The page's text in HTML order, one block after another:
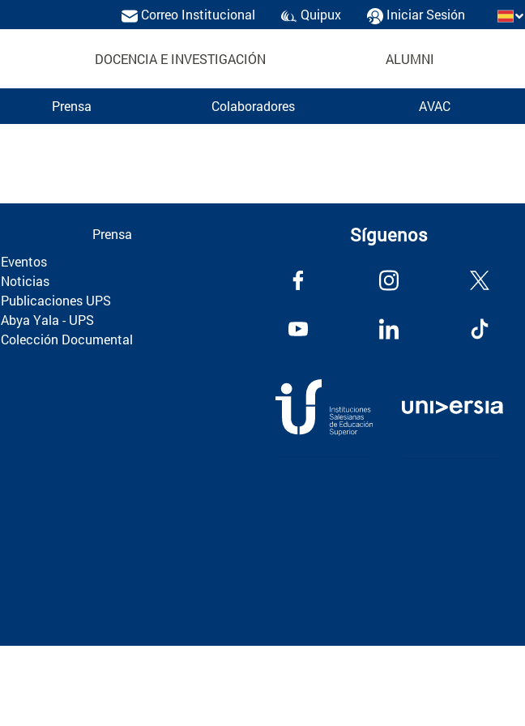
Correo Institucional Quipux Iniciar Sesión
DOCENCIA E INVESTIGACIÓN ALUMNI
Prensa Colaboradores AVAC
Prensa
Eventos
Noticias
Publicaciones UPS
Abya Yala - UPS
Colección Documental
Síguenos